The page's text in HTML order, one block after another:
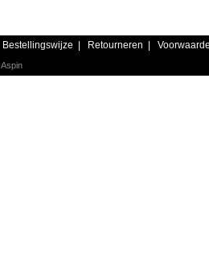
Bestellingswijze Retourneren
Aspin